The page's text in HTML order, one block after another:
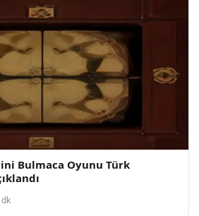
Bulmaca Oyunu Türk